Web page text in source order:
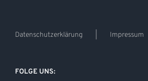
Datenschutzerklärung Impressum
FOLGE UNS: